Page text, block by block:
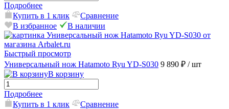
Подробнее
Купить в 1 клик
Сравнение
В избранное
В наличии
Быстрый просмотр
Универсальный нож Hatamoto Ryu YD-S030 9 890 ₽ / шт
В корзину
Подробнее
Купить в 1 клик
Сравнение